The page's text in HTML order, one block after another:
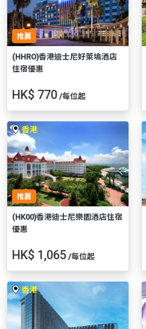
推薦
(HHRO)香港迪士尼好萊塢酒店
住宿優惠
HK$ 770 /每位起
香港
推薦
(HK00)香港迪士尼樂園酒店住宿
優惠
HK$ 1,065 /每位起
香港